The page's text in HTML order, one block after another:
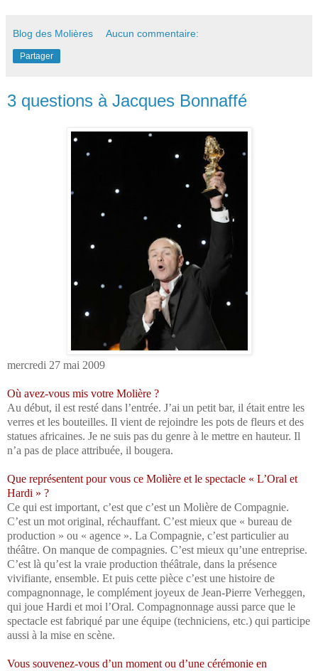
Blog des Molières Aucun commentaire:
Partager
3 questions à Jacques Bonnaffé
mercredi 27 mai 2009
Où avez-vous mis votre Molière ?
Au début, il est resté dans l’entrée. J’ai un petit bar, il était entre les
verres et les bouteilles. Il vient de rejoindre les pots de fleurs et des
statues africaines. Je ne suis pas du genre à le mettre en hauteur. Il
n’a pas de place attribuée, il bougera.
Que représentent pour vous ce Molière et le spectacle « L’Oral et
Hardi » ?
Ce qui est important, c’est que c’est un Molière de Compagnie.
C’est un mot original, réchauffant. C’est mieux que « bureau de
production » ou « agence ». La Compagnie, c’est particulier au
théâtre. On manque de compagnies. C’est mieux qu’une entreprise.
C’est là qu’est la vraie production théâtrale, dans la présence
vivifiante, ensemble. Et puis cette pièce c’est une histoire de
compagnonnage, le complément joyeux de Jean-Pierre Verheggen,
qui joue Hardi et moi l’Oral. Compagnonnage aussi parce que le
spectacle est fabriqué par une équipe (techniciens, etc.) qui participe
aussi à la mise en scène.
Vous souvenez-vous d’un moment ou d’une cérémonie en